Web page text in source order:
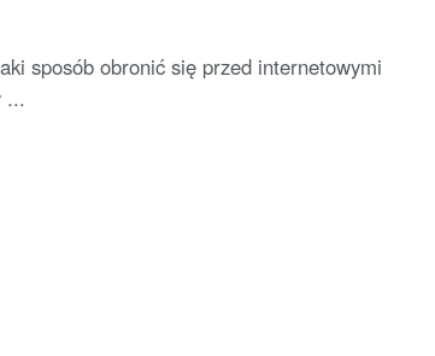
sposób obronić się przed internetowymi
...